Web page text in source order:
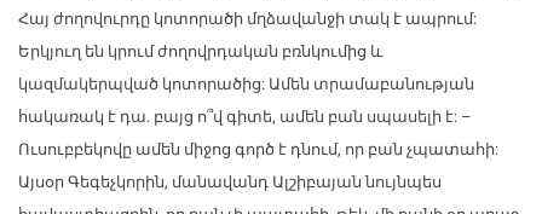
Հայ ժողովուրդը կոտորածի մղձավանջի տակ է ապրում:
Երկյուղ են կրում ժողովրդական բռնկումից և
կազմակերպված կոտորածից: Ամեն տրամաբանության
հակառակ է դա. բայց ո՞վ գիտե, ամեն բան սպասելի է: –
Ուսուբբեկովը ամեն միջոց գործ է դնում, որ բան չպատահի:
Այսօր Գեգեչկորին, մանավանդ Ալշիբայան նույնպես